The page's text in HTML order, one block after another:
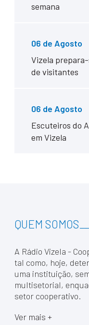
semana
06 de Agosto
Vizela
de visitantes
06 de Agosto
Escuteiros do
em Vizela
QUEM SOMOS
A Rádio Vizela -
tal como, hoje,
uma instituição,
multisetorial,
setor cooperativo.
Ver mais +